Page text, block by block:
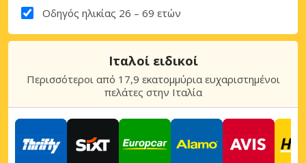
Οδηγός ηλικίας 26 – 69 ετών
Ιταλοί ειδικοί
Περισσότεροι από 17,9 εκατομμύρια ευχαριστημένοι
πελάτες στην Ιταλία